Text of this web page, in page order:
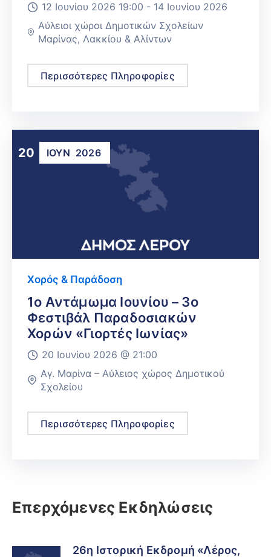
12 Ιουνίου 2026 19:00 - 14 Ιουνίου 2026
Αύλειοι χώροι Δημοτικών Σχολείων
Μαρίνας, Λακκίου & Αλίντων
Περισσότερες Πληροφορίες
20 ΙΟΎΝ 2026
Χορός & Παράδοση
1ο Αντάμωμα Ιουνίου – 3ο
Φεστιβάλ Παραδοσιακών
Χορών «Γιορτές Ιωνίας»
20 Ιουνίου 2026 @ 21:00
Αγ. Μαρίνα – Αύλειος χώρος Δημοτικού
Σχολείου
Περισσότερες Πληροφορίες
Επερχόμενες Εκδηλώσεις
26η Ιστορική Εκδρομή «Λέρος,